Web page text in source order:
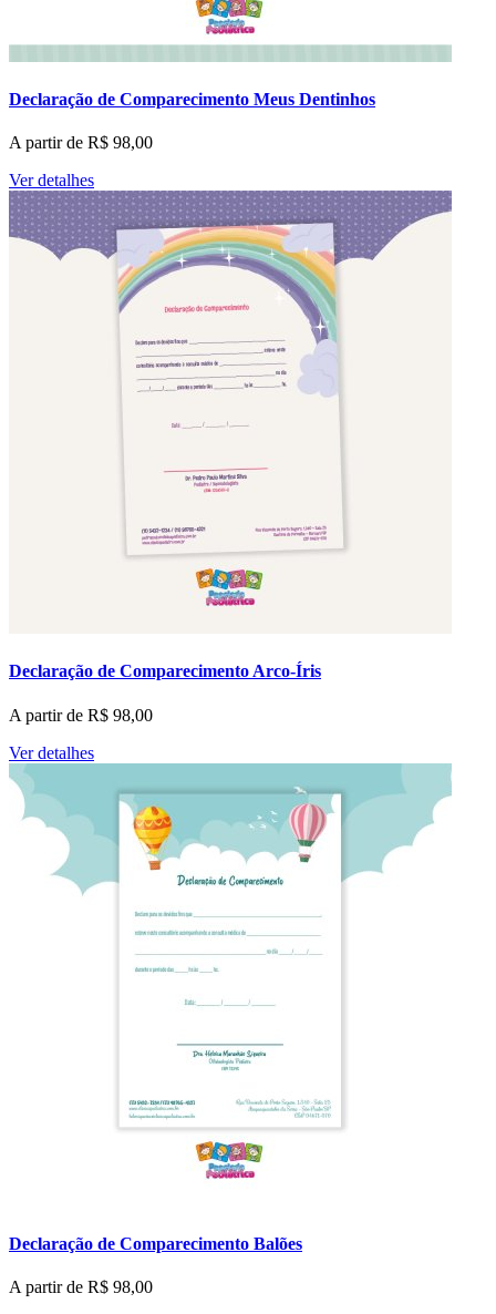
Declaração de Comparecimento Meus Dentinhos
A partir de R$ 98,00
Ver detalhes
Declaração de Comparecimento Arco-Íris
A partir de R$ 98,00
Ver detalhes
Declaração de Comparecimento Balões
A partir de R$ 98,00